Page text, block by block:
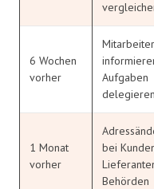
6 Wochen
vorher
Mitarbeiter
Aufgaben
delegieren
1 Monat
vorher
bei
Behörden